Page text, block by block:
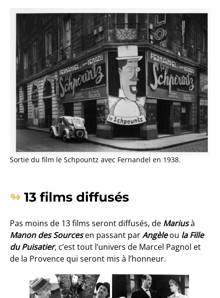
Sortie du film le Schpountz avec Fernandel en 1938.
13 films diffusés
Pas moins de 13 films seront diffusés, de Mariusà
Manon des Sourcesen passant parAngèleou la Fille
du Puisatier, c’est tout l’univers de Marcel Pagnol et
de la Provence qui seront mis à l’honneur.